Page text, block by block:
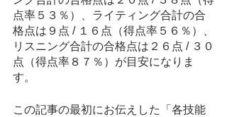
点率５３％）、ライティング合計の合
格点は９点 / １６点（得点率５６％）、
リスニング合計の合格点は２６点 / ３０
点（得点率８７％）が目安になりま
す。
この記事の最初にお伝えした「各技能